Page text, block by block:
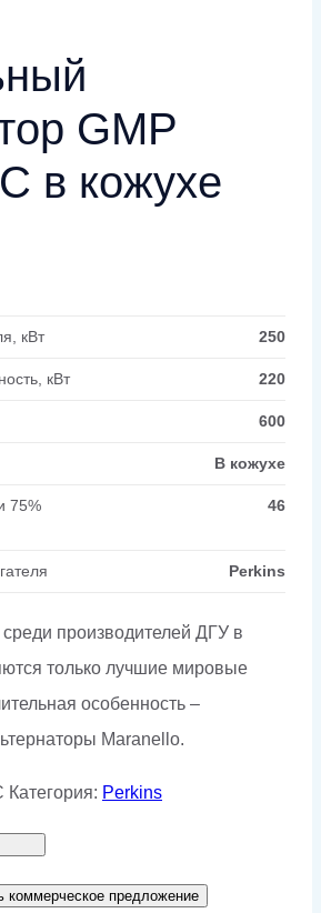
GMP
в кожухе
кВт 250
кВт 220
600
В кожухе
75%
46
Perkins
производителей ДГУ в
только лучшие мировые
особенность –
Maranello.
Категория: Perkins
коммерческое предложение